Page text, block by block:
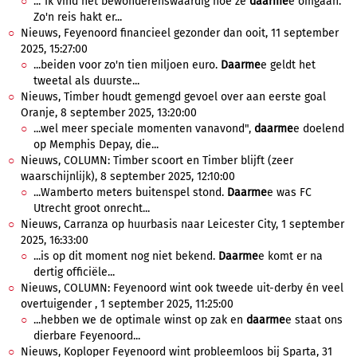
Zo'n reis hakt er...
Nieuws, Feyenoord financieel gezonder dan ooit, 11 september
2025, 15:27:00
...beiden voor zo'n tien miljoen euro. Daarmee geldt het
tweetal als duurste...
Nieuws, Timber houdt gemengd gevoel over aan eerste goal
Oranje, 8 september 2025, 13:20:00
...wel meer speciale momenten vanavond", daarmee doelend
op Memphis Depay, die...
Nieuws, COLUMN: Timber scoort en Timber blijft (zeer
waarschijnlijk), 8 september 2025, 12:10:00
...Wamberto meters buitenspel stond. Daarmee was FC
Utrecht groot onrecht...
Nieuws, Carranza op huurbasis naar Leicester City, 1 september
2025, 16:33:00
...is op dit moment nog niet bekend. Daarmee komt er na
dertig officiële...
Nieuws, COLUMN: Feyenoord wint ook tweede uit-derby én veel
overtuigender , 1 september 2025, 11:25:00
...hebben we de optimale winst op zak en daarmee staat ons
dierbare Feyenoord...
Nieuws, Koploper Feyenoord wint probleemloos bij Sparta, 31